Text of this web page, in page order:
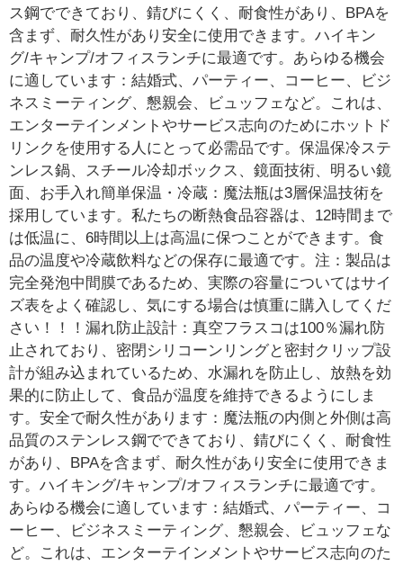
ス鋼でできており、錆びにくく、耐食性があり、BPAを
含まず、耐久性があり安全に使用できます。ハイキン
グ/キャンプ/オフィスランチに最適です。あらゆる機会
に適しています：結婚式、パーティー、コーヒー、ビジ
ネスミーティング、懇親会、ビュッフェなど。これは、
エンターテインメントやサービス志向のためにホットド
リンクを使用する人にとって必需品です。保温保冷ステ
ンレス鍋、スチール冷却ボックス、鏡面技術、明るい鏡
面、お手入れ簡単保温・冷蔵：魔法瓶は3層保温技術を
採用しています。私たちの断熱食品容器は、12時間まで
は低温に、6時間以上は高温に保つことができます。食
品の温度や冷蔵飲料などの保存に最適です。注：製品は
完全発泡中間膜であるため、実際の容量についてはサイ
ズ表をよく確認し、気にする場合は慎重に購入してくだ
さい！！！漏れ防止設計：真空フラスコは100％漏れ防
止されており、密閉シリコーンリングと密封クリップ設
計が組み込まれているため、水漏れを防止し、放熱を効
果的に防止して、食品が温度を維持できるようにしま
す。安全で耐久性があります：魔法瓶の内側と外側は高
品質のステンレス鋼でできており、錆びにくく、耐食性
があり、BPAを含まず、耐久性があり安全に使用できま
す。ハイキング/キャンプ/オフィスランチに最適です。
あらゆる機会に適しています：結婚式、パーティー、コ
ーヒー、ビジネスミーティング、懇親会、ビュッフェな
ど。これは、エンターテインメントやサービス志向のた